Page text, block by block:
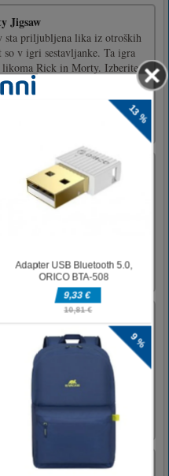
Jigsaw
sta priljubljena lika iz otroških
so v igri sestavljanke. Ta igra
likoma Rick in Morty. Izberite
igrati. Izberete lahko
49 figurami ali 100
premešane kose v pravi
košarkarska igra. Košarka je
kateri morate zadeti koše, da se
je najboljša igra metanja
ali radi streljate največ Od
popolnim kaosom na tem svetu
tanka meja in pogumna članica
enote v Kill the
na preži. Njegovo orožje so
boj do zadnjega. Pomagajte
Monster